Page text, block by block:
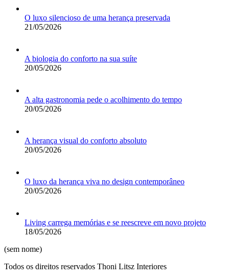
O luxo silencioso de uma herança preservada
21/05/2026
A biologia do conforto na sua suíte
20/05/2026
A alta gastronomia pede o acolhimento do tempo
20/05/2026
A herança visual do conforto absoluto
20/05/2026
O luxo da herança viva no design contemporâneo
20/05/2026
Living carrega memórias e se reescreve em novo projeto
18/05/2026
(sem nome)
Todos os direitos reservados Thoni Litsz Interiores